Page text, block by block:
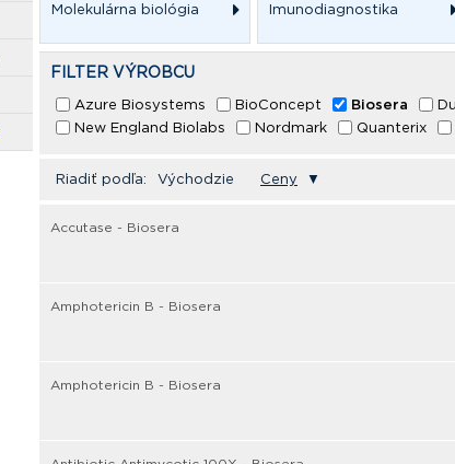
Molekulárna biológia Imunodiagnostika
FILTER VÝROBCU
Azure Biosystems BioConcept Biosera
New England Biolabs
Nordmark Quanterix
Riadiť podľa: Východzie Ceny ▼
Accutase - Biosera
Amphotericin B - Biosera
Amphotericin B - Biosera